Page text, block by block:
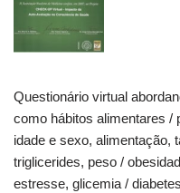
Questionário virtual
como hábitos alimentares /
idade e sexo, alimentação,
triglicerides, peso /
estresse, glicemia /